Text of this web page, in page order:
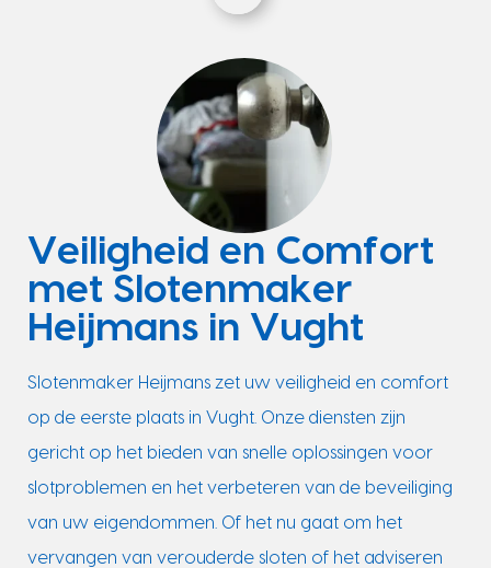
Veiligheid en Comfort
met Slotenmaker
Heijmans in Vught
Slotenmaker Heijmans zet uw veiligheid en comfort
op de eerste plaats in Vught. Onze diensten zijn
gericht op het bieden van snelle oplossingen voor
slotproblemen en het verbeteren van de beveiliging
van uw eigendommen. Of het nu gaat om het
vervangen van verouderde sloten of het adviseren